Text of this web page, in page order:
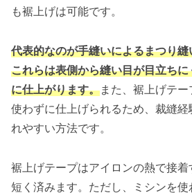
も裾上げは可能です。
代表的なのが手縫いによるまつり
これらは表側から縫い目が目立ち
に仕上がります。また、裾上げテ
使わずに仕上げられるため、裁縫
れやすい方法です。
裾上げテープはアイロンの熱で接
短く済みます。ただし、ミシンを